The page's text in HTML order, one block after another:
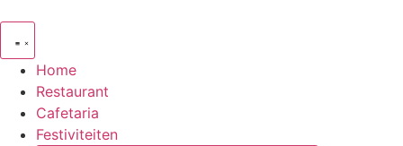
de
inhoudHome
Restaurant
Cafetaria
Festiviteiten